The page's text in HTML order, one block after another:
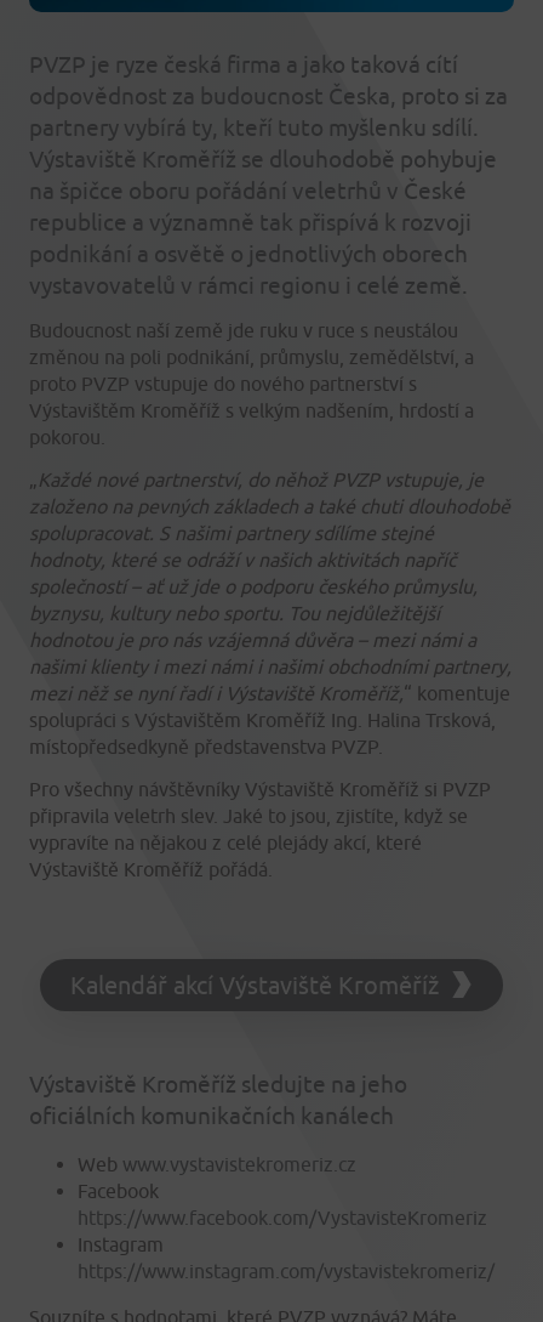
PVZP je ryze česká firma a jako taková cítí
odpovědnost za budoucnost Česka, proto si za
partnery vybírá ty, kteří tuto myšlenku sdílí.
Výstaviště Kroměříž se dlouhodobě pohybuje
na špičce oboru pořádání veletrhů v České
republice a významně tak přispívá k rozvoji
podnikání a osvětě o jednotlivých oborech
vystavovatelů v rámci regionu i celé země.
Budoucnost naší země jde ruku v ruce s neustálou
změnou na poli podnikání, průmyslu, zemědělství, a
proto PVZP vstupuje do nového partnerství s
Výstavištěm Kroměříž s velkým nadšením, hrdostí a
pokorou.
„ Každé nové partnerství, do něhož PVZP vstupuje, je
založeno na pevných základech a také chuti dlouhodobě
spolupracovat. S našimi partnery sdílíme stejné
hodnoty, které se odráží v našich aktivitách napříč
společností – ať už jde o podporu českého průmyslu,
byznysu, kultury nebo sportu. Tou nejdůležitější
hodnotou je pro nás vzájemná důvěra – mezi námi a
našimi klienty i mezi námi i našimi obchodními partnery,
mezi něž se nyní řadí i Výstaviště Kroměříž,“ komentuje
spolupráci s Výstavištěm Kroměříž Ing. Halina Trsková,
místopředsedkyně představenstva PVZP.
Pro všechny návštěvníky Výstaviště Kroměříž si PVZP
připravila veletrh slev. Jaké to jsou, zjistíte, když se
vypravíte na nějakou z celé plejády akcí, které
Výstaviště Kroměříž pořádá.
Kalendář akcí Výstaviště Kroměříž
Výstaviště Kroměříž sledujte na jeho
oficiálních komunikačních kanálech
Web www.vystavistekromeriz.cz
Facebook
https://www.facebook.com/VystavisteKromeriz
Instagram
https://www.instagram.com/vystavistekromeriz/
Souzníte s hodnotami, které PVZP vyznává? Máte